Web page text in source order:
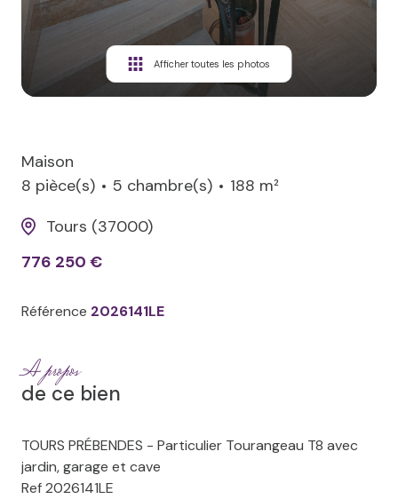
Afficher toutes les photos
Maison
8 pièce(s)
5 chambre(s)
188 m²
Tours (37000)
776 250 €
Référence 2026141LE
A propos
de ce bien
TOURS PRÉBENDES - Particulier Tourangeau T8 avec
jardin, garage et cave
Ref 2026141LE